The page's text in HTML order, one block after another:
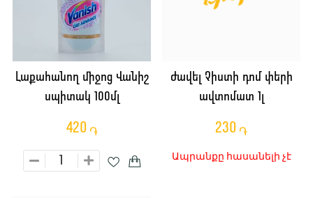
Լաքահանող միջոց Վանիշ
սպիտակ 100մլ
420 ֏
Ժավել Չիստի դոմ փերի
ավտոմատ 1լ
230 ֏
Ապրանքը հասանելի չէ